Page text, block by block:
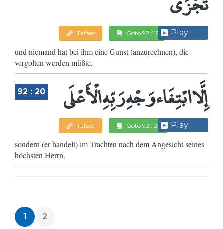
Tafseer Goto 92 : 19 Play
und niemand hat bei ihm eine Gunst (anzurechnen), die
vergolten werden müßte,
92 : 20 إِلَّا ابْتِغَاء وَجْهِ رَبِّهِ الْأَعْلَى
Tafseer Goto 92 : 20 Play
sondern (er handelt) im Trachten nach dem Angesicht seines
höchsten Herrn.
1 2